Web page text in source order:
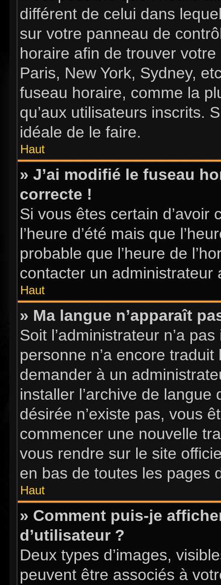
différent de celui dans
sur votre panneau de
horaire afin de trouver
Paris, New York, Sydney,
fuseau horaire, comme la
qu’aux utilisateurs inscrits.
idéale de le faire.
Haut
» J’ai modifié le fuseau
correcte !
Si vous êtes certain
l’heure d’été mais que
probable que l’heure de
contacter un
Haut
» Ma langue n’apparaît
Soit l’administrateur n’a
personne n’a encore
demander à un
installer l’archive de
désirée n’existe pas, vous
commencer une nouvelle
vous rendre sur le site
en bas de toutes les pages
Haut
» Comment puis-je
d’utilisateur ?
Deux types d’images,
peuvent être associés à